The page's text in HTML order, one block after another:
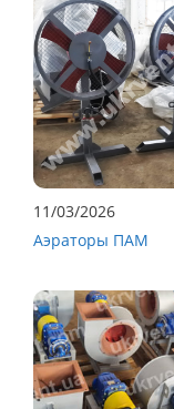
11/03/2026
Аэраторы ПАМ